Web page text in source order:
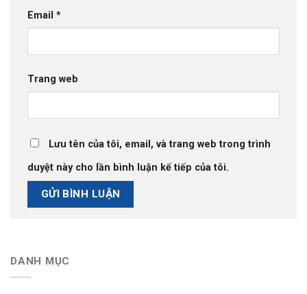
Email *
Trang web
Lưu tên của tôi, email, và trang web trong trình
duyệt này cho lần bình luận kế tiếp của tôi.
DANH MỤC